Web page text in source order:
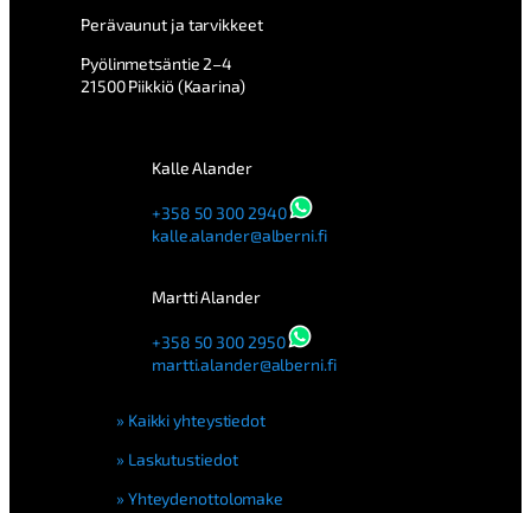
Perävaunut ja tarvikkeet
Pyölinmetsäntie 2–4
21500 Piikkiö (Kaarina)
Kalle Alander
+358 50 300 2940
kalle.alander@alberni.fi
Martti Alander
+358 50 300 2950
martti.alander@alberni.fi
Kaikki yhteystiedot
Laskutustiedot
Yhteydenottolomake